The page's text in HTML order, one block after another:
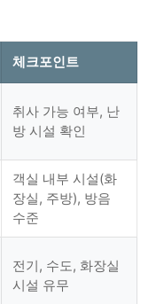
체크포인트
취사 가능 여부, 난
방 시설 확인
객실 내부 시설(화
장실, 주방), 방음
수준
전기, 수도, 화장실
시설 유무